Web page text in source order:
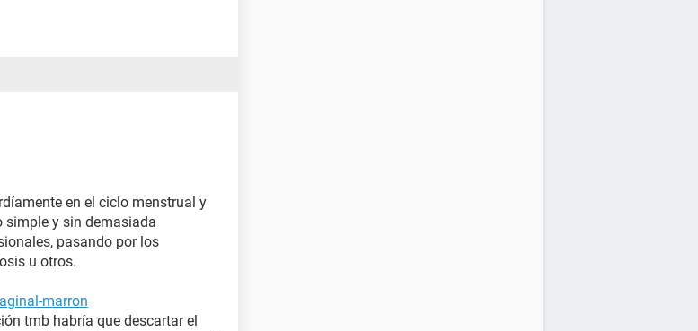
en el ciclo menstrual y
simple y sin demasiada
pasando por los
u otros.
marron
tmb habría que descartar el